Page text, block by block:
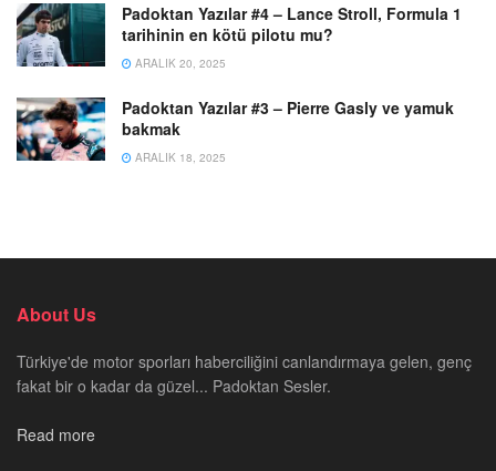
Padoktan Yazılar #4 – Lance Stroll, Formula 1
tarihinin en kötü pilotu mu?
ARALIK 20, 2025
Padoktan Yazılar #3 – Pierre Gasly ve yamuk
bakmak
ARALIK 18, 2025
About Us
Türkiye'de motor sporları haberciliğini canlandırmaya gelen, genç
fakat bir o kadar da güzel... Padoktan Sesler.
Read more